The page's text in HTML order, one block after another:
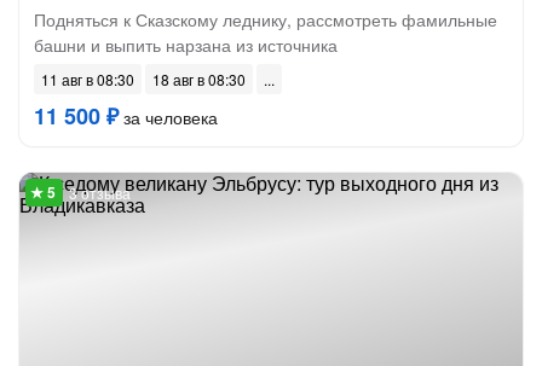
Подняться к Сказскому леднику, рассмотреть фамильные
башни и выпить нарзана из источника
11 авг в 08:30 18 авг в 08:30
11 500 ₽за человека
3 отзыва